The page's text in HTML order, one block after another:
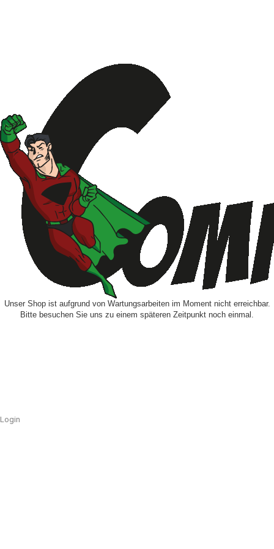
Unser Shop ist aufgrund von Wartungsarbeiten im Moment nicht erreichbar.
Bitte besuchen Sie uns zu einem späteren Zeitpunkt noch einmal.
Login